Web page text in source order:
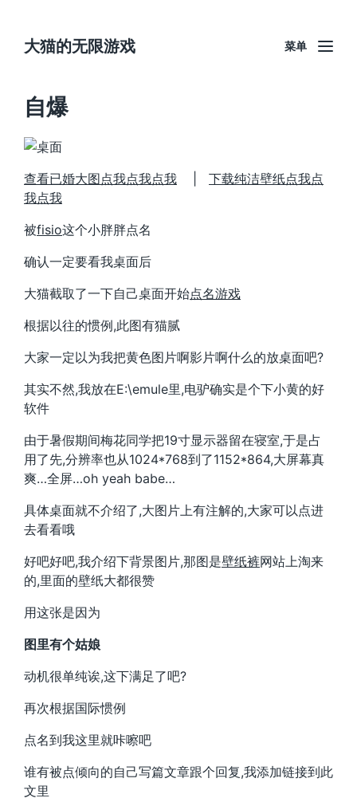
大猫的无限游戏 菜单
自爆
查看已婚大图点我点我点我
下载纯洁壁纸点我点
我点我
被fisio这个小胖胖点名
确认一定要看我桌面后
大猫截取了一下自己桌面开始点名游戏
根据以往的惯例,此图有猫腻
大家一定以为我把黄色图片啊影片啊什么的放桌面吧?
其实不然,我放在E:\emule里,电驴确实是个下小黄的好
软件
由于暑假期间梅花同学把19寸显示器留在寝室,于是占
用了先,分辨率也从1024*768到了1152*864,大屏幕真
爽…全屏…oh yeah babe…
具体桌面就不介绍了,大图片上有注解的,大家可以点进
去看看哦
好吧好吧,我介绍下背景图片,那图是壁纸裤网站上淘来
的,里面的壁纸大都很赞
用这张是因为
图里有个姑娘
动机很单纯诶,这下满足了吧?
再次根据国际惯例
点名到我这里就咔嚓吧
谁有被点倾向的自己写篇文章跟个回复,我添加链接到此
文里